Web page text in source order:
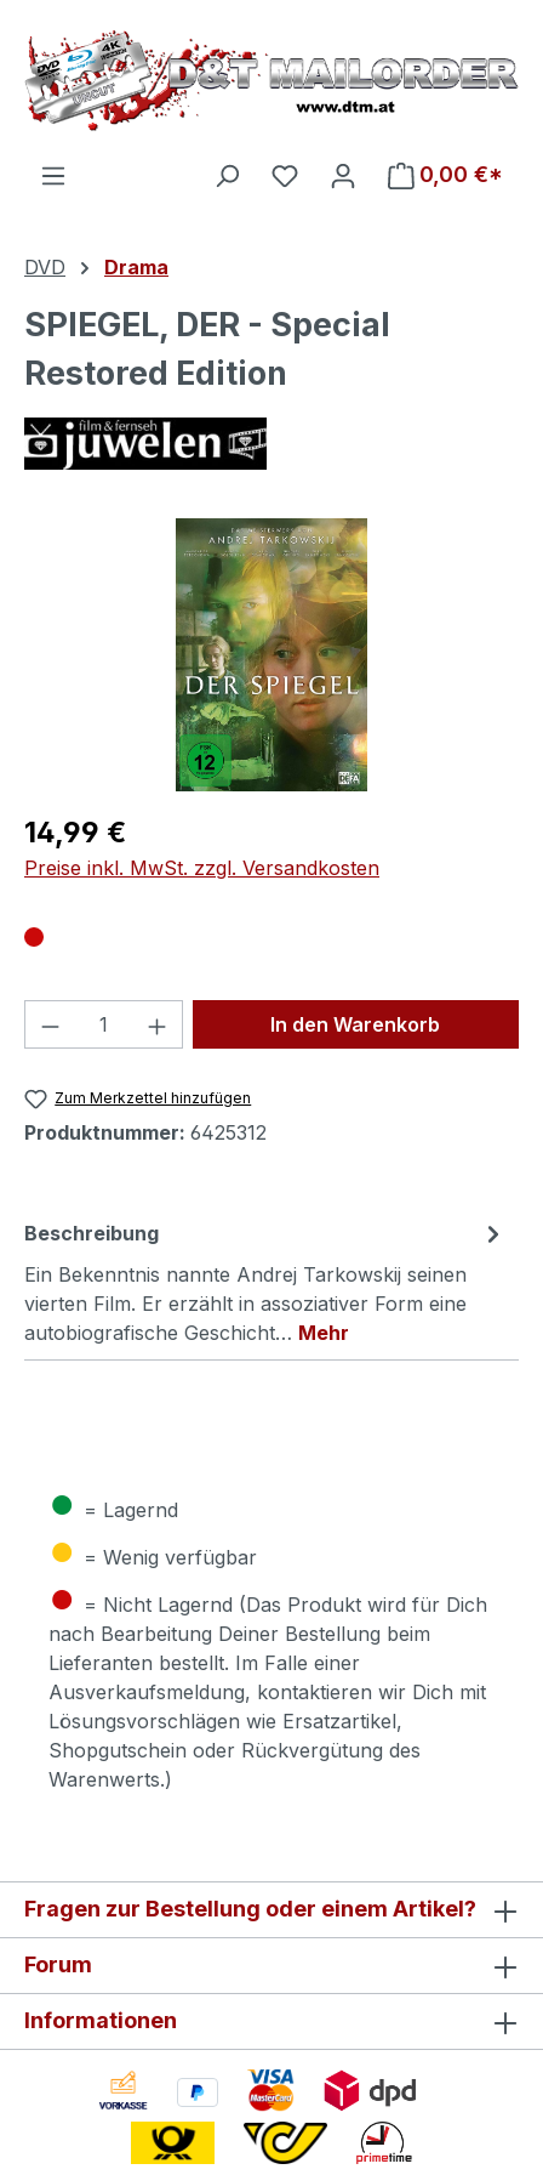
Zum Hauptinhalt springen
Du hast 0 Produkte auf
0,00 €*
DVD Drama
SPIEGEL, DER - Special
Restored Edition
Bildergalerie überspringen
Regulärer Preis:
14,99 €
Preise inkl. MwSt. zzgl. Versandkosten
Produkt Anzahl: Gib denIn den Warenkorb
Zum Merkzettel hinzufügen
Produktnummer: 6425312
Beschreibung
Ein Bekenntnis nannte Andrej Tarkowskij seinen
vierten Film. Er erzählt in assoziativer Form eine
autobiografische Geschicht… Mehr
● = Lagernd
● = Wenig verfügbar
● = Nicht Lagernd (Das Produkt wird für Dich
nach Bearbeitung Deiner Bestellung beim
Lieferanten bestellt. Im Falle einer
Ausverkaufsmeldung, kontaktieren wir Dich mit
Lösungsvorschlägen wie Ersatzartikel,
Shopgutschein oder Rückvergütung des
Warenwerts.)
Fragen zur Bestellung oder einem Artikel?
Forum
Informationen